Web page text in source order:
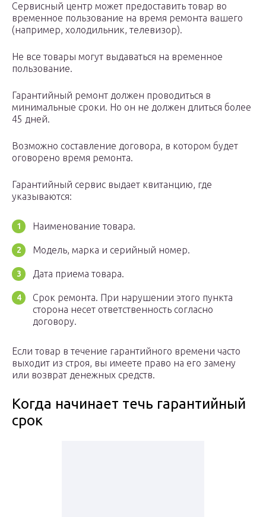
Сервисный центр может предоставить товар во
временное пользование на время ремонта вашего
(например, холодильник, телевизор).
Не все товары могут выдаваться на временное
пользование.
Гарантийный ремонт должен проводиться в
минимальные сроки. Но он не должен длиться более
45 дней.
Возможно составление договора, в котором будет
оговорено время ремонта.
Гарантийный сервис выдает квитанцию, где
указываются:
Наименование товара.
Модель, марка и серийный номер.
Дата приема товара.
Срок ремонта. При нарушении этого пункта
сторона несет ответственность согласно
договору.
Если товар в течение гарантийного времени часто
выходит из строя, вы имеете право на его замену
или возврат денежных средств.
Когда начинает течь гарантийный
срок